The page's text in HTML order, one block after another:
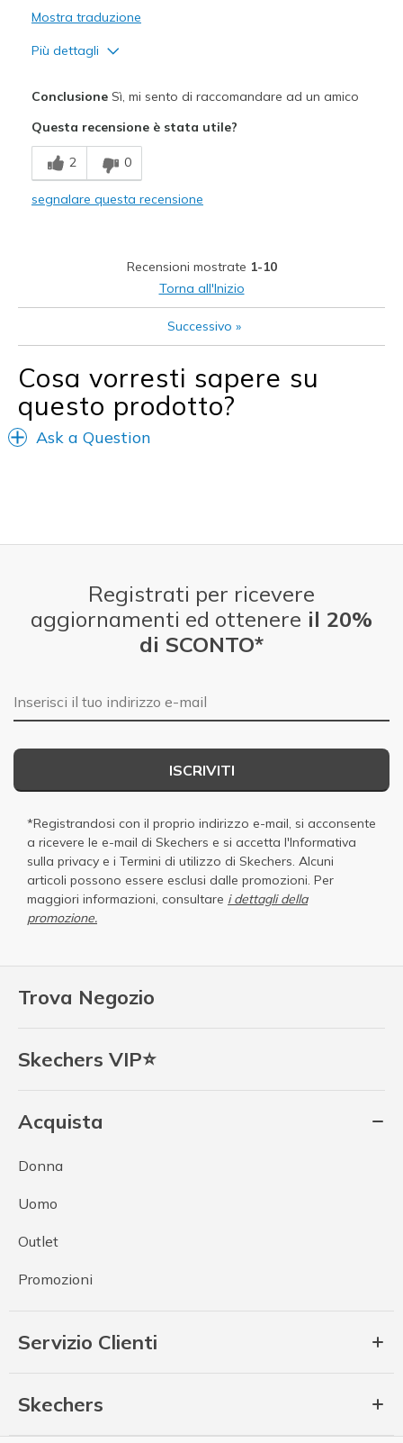
Mostra traduzione
Più dettagli
Breathe Well
Comfortable
Casual Wear
Going Out
Work
Width
Feels true to width
Sizing
Feels true to size
ConclusioneSì, mi sento di raccomandare ad un amico
Questa recensione è stata utile?
2 0
segnalare questa recensione
Recensioni mostrate 1-10
Torna all'Inizio
Successivo »
Cosa vorresti sapere su
questo prodotto?
Ask a Question
Trova Negozio
Skechers VIP⭐
Acquista
Donna
Uomo
Outlet
Promozioni
Servizio Clienti
Skechers
Registrati per ricevere
aggiornamenti ed ottenere il 20%
di SCONTO*
E-mail
ISCRIVITI
*Registrandosi con il proprio indirizzo e-mail, si acconsente
a ricevere le e-mail di Skechers e si accetta l'Informativa
sulla privacy e i Termini di utilizzo di Skechers. Alcuni
articoli possono essere esclusi dalle promozioni. Per
maggiori informazioni, consultare i dettagli della
promozione.